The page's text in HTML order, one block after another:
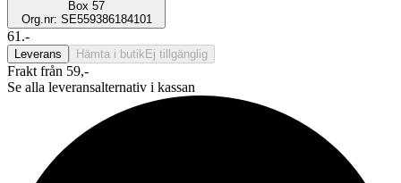
Box 57
Org.nr: SE559386184101
61.-
Leverans Hämta i butik Ej tillgänglig
Frakt från 59,-
Se alla leveransalternativ i kassan